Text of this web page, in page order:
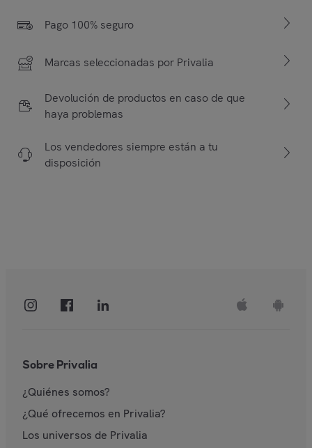
Pago 100% seguro
Marcas seleccionadas por Privalia
Devolución de productos en caso de que
haya problemas
Los vendedores siempre están a tu
disposición
Sobre Privalia
¿Quiénes somos?
¿Qué ofrecemos en Privalia?
Los universos de Privalia